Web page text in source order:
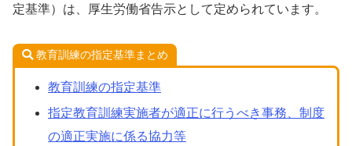
定基準）は、厚生労働省告示として定められています。
教育訓練の指定基準まとめ
教育訓練の指定基準
指定教育訓練実施者が適正に行うべき事務、制度
の適正実施に係る協力等